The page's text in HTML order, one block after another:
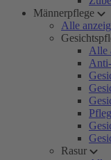
Männerpflege
Alle
Alle
Rasur